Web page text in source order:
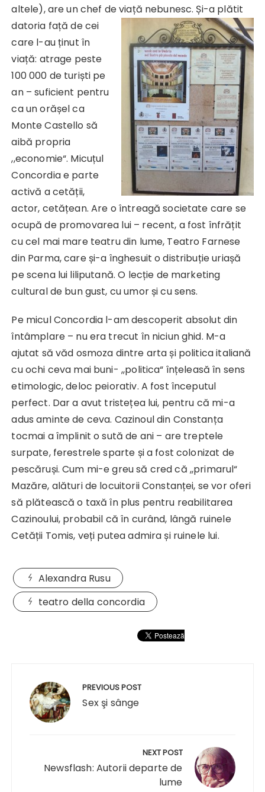
altele), are un chef de viață nebunesc. Și-a plătit
datoria față de cei
care l-au ținut în
viață: atrage peste
100 000 de turiști pe
an – suficient pentru
ca un orășel ca
Monte Castello să
aibă propria
,,economie“. Micuțul
Concordia e parte
activă a cetății,
actor, cetățean. Are o întreagă societate care se
ocupă de promovarea lui – recent, a fost înfrățit
cu cel mai mare teatru din lume, Teatro Farnese
din Parma, care și-a înghesuit o distribuție uriașă
pe scena lui liliputană. O lecție de marketing
cultural de bun gust, cu umor și cu sens.
Pe micul Concordia l-am descoperit absolut din
întâmplare – nu era trecut în niciun ghid. M-a
ajutat să văd osmoza dintre arta și politica italiană
cu ochi ceva mai buni- ,,politica“ înțeleasă în sens
etimologic, deloc peiorativ. A fost începutul
perfect. Dar a avut tristețea lui, pentru că mi-a
adus aminte de ceva. Cazinoul din Constanța
tocmai a împlinit o sută de ani – are treptele
surpate, ferestrele sparte și a fost colonizat de
pescăruși. Cum mi-e greu să cred că ,,primarul“
Mazăre, alături de locuitorii Constanței, se vor oferi
să plătească o taxă în plus pentru reabilitarea
Cazinoului, probabil că în curând, lângă ruinele
Cetății Tomis, veți putea admira și ruinele lui.
Alexandra Rusu
teatro della concordia
articole
PREVIOUS POST
Sex şi sânge
NEXT POST
Newsflash: Autorii departe de
lume